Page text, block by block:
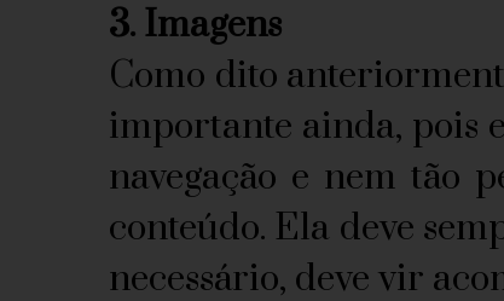
3. Imagens
Como dito
importante ainda, pois
navegação e nem tão
conteúdo. Ela deve
necessário, deve vir